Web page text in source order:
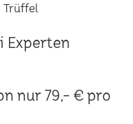
Trüffel
Experten
nur 79,- € pro